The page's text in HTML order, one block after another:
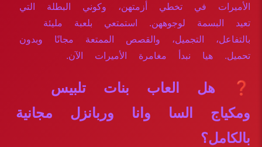
الأميرات في تخطي أزمتهن، وكوني البطلة التي
تعيد البسمة لوجوههن. استمتعي بلعبة مليئة
بالتفاعل، التجميل، والقصص الممتعة مجانًا وبدون
تحميل. هيا نبدأ مغامرة الأميرات الآن.
❓ هل العاب بنات تلبيس
ومكياج السا وانا وربانزل مجانية
بالكامل؟